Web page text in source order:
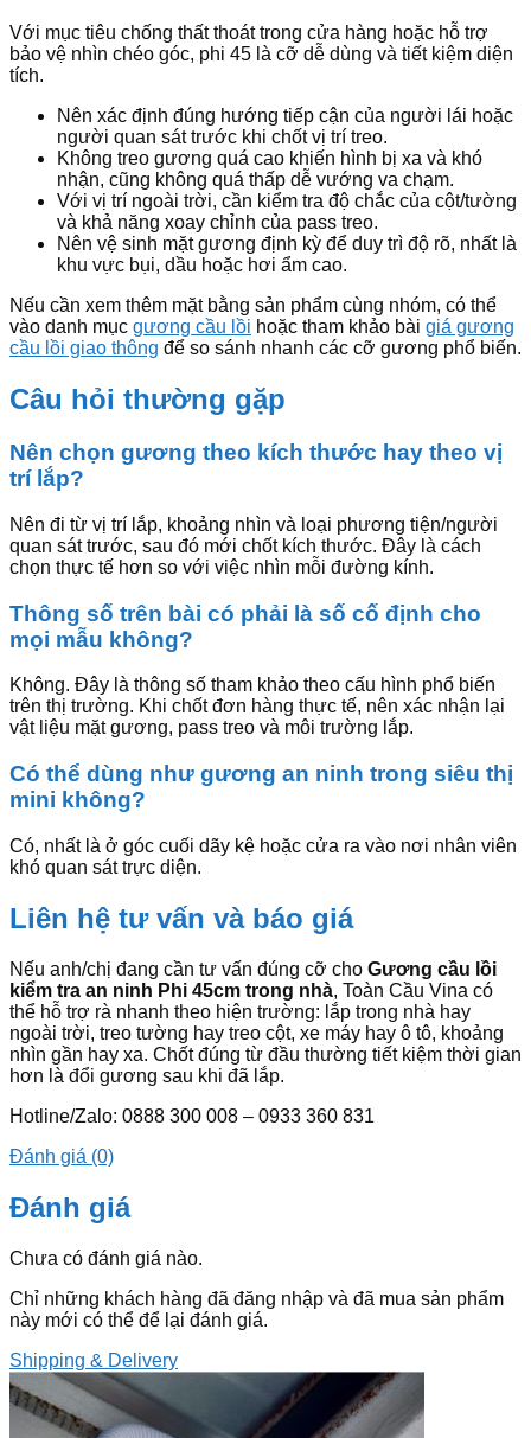
Với mục tiêu chống thất thoát trong cửa hàng hoặc hỗ trợ
bảo vệ nhìn chéo góc, phi 45 là cỡ dễ dùng và tiết kiệm diện
tích.
Nên xác định đúng hướng tiếp cận của người lái hoặc
người quan sát trước khi chốt vị trí treo.
Không treo gương quá cao khiến hình bị xa và khó
nhận, cũng không quá thấp dễ vướng va chạm.
Với vị trí ngoài trời, cần kiểm tra độ chắc của cột/tường
và khả năng xoay chỉnh của pass treo.
Nên vệ sinh mặt gương định kỳ để duy trì độ rõ, nhất là
khu vực bụi, dầu hoặc hơi ẩm cao.
Nếu cần xem thêm mặt bằng sản phẩm cùng nhóm, có thể
vào danh mục gương cầu lồi hoặc tham khảo bài giá gương
cầu lồi giao thông để so sánh nhanh các cỡ gương phổ biến.
Câu hỏi thường gặp
Nên chọn gương theo kích thước hay theo vị
trí lắp?
Nên đi từ vị trí lắp, khoảng nhìn và loại phương tiện/người
quan sát trước, sau đó mới chốt kích thước. Đây là cách
chọn thực tế hơn so với việc nhìn mỗi đường kính.
Thông số trên bài có phải là số cố định cho
mọi mẫu không?
Không. Đây là thông số tham khảo theo cấu hình phổ biến
trên thị trường. Khi chốt đơn hàng thực tế, nên xác nhận lại
vật liệu mặt gương, pass treo và môi trường lắp.
Có thể dùng như gương an ninh trong siêu thị
mini không?
Có, nhất là ở góc cuối dãy kệ hoặc cửa ra vào nơi nhân viên
khó quan sát trực diện.
Liên hệ tư vấn và báo giá
Nếu anh/chị đang cần tư vấn đúng cỡ cho Gương cầu lồi
kiểm tra an ninh Phi 45cm trong nhà, Toàn Cầu Vina có
thể hỗ trợ rà nhanh theo hiện trường: lắp trong nhà hay
ngoài trời, treo tường hay treo cột, xe máy hay ô tô, khoảng
nhìn gần hay xa. Chốt đúng từ đầu thường tiết kiệm thời gian
hơn là đổi gương sau khi đã lắp.
Hotline/Zalo: 0888 300 008 – 0933 360 831
Đánh giá (0)
Đánh giá
Chưa có đánh giá nào.
Chỉ những khách hàng đã đăng nhập và đã mua sản phẩm
này mới có thể để lại đánh giá.
Shipping & Delivery